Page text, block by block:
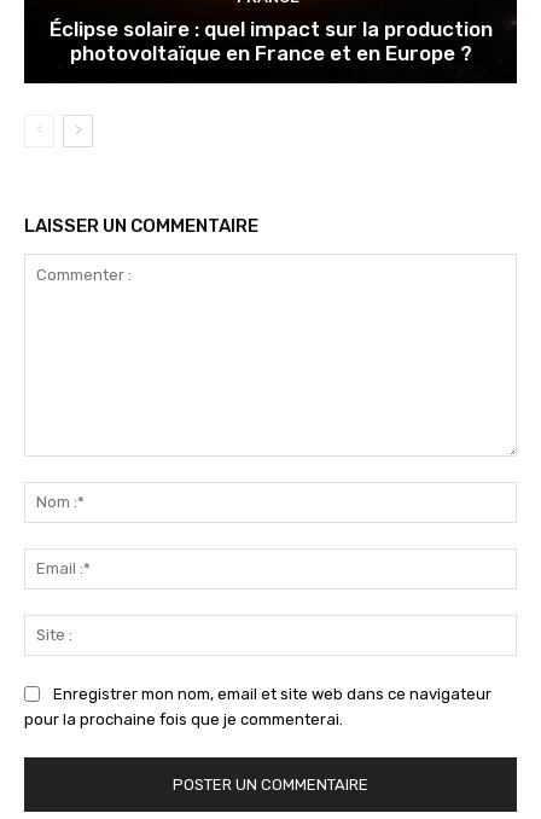
Éclipse solaire : quel impact sur la production
photovoltaïque en France et en Europe ?
LAISSER UN COMMENTAIRE
Enregistrer mon nom, email et site web dans ce navigateur
pour la prochaine fois que je commenterai.